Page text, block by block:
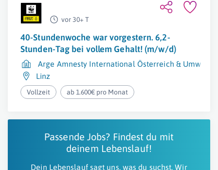
vor 30+ T
40-Stundenwoche war vorgestern. 6,2-
Stunden-Tag bei vollem Gehalt! (m/w/d)
Arge Amnesty International Österreich &
Linz
Vollzeit ab 1.600€ pro Monat
Passende Jobs? Findest du mit
deinem Lebenslauf!
Dein Lebenslauf sagt uns, was du suchst. Wir